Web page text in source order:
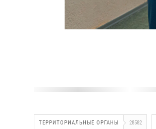
ТЕРРИТОРИАЛЬНЫЕ ОРГАНЫ 28582